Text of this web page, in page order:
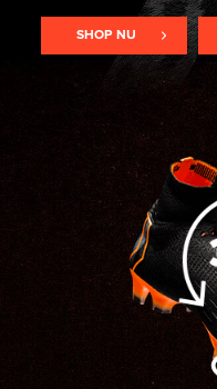
SHOP NU